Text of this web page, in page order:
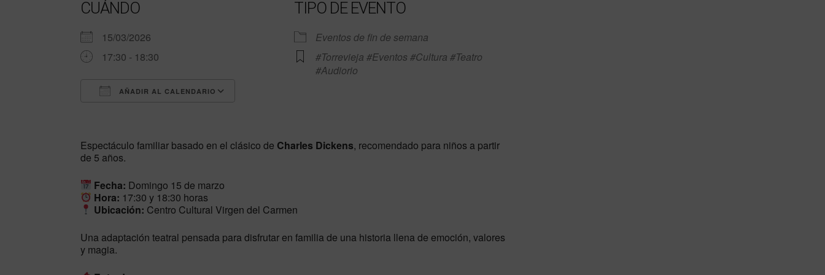
CUÁNDO
15/03/2026
17:30 - 18:30
AÑADIR AL CALENDARIO
TIPO DE EVENTO
Eventos de fin de semana
#Torrevieja #Eventos #Cultura #Teatro
#Audiorio
Espectáculo familiar basado en el clásico de Charles Dickens, recomendado para niños a partir
de 5 años.
Fecha: Domingo 15 de marzo
Hora: 17:30 y 18:30 horas
Ubicación: Centro Cultural Virgen del Carmen
Una adaptación teatral pensada para disfrutar en familia de una historia llena de emoción, valores
y magia.